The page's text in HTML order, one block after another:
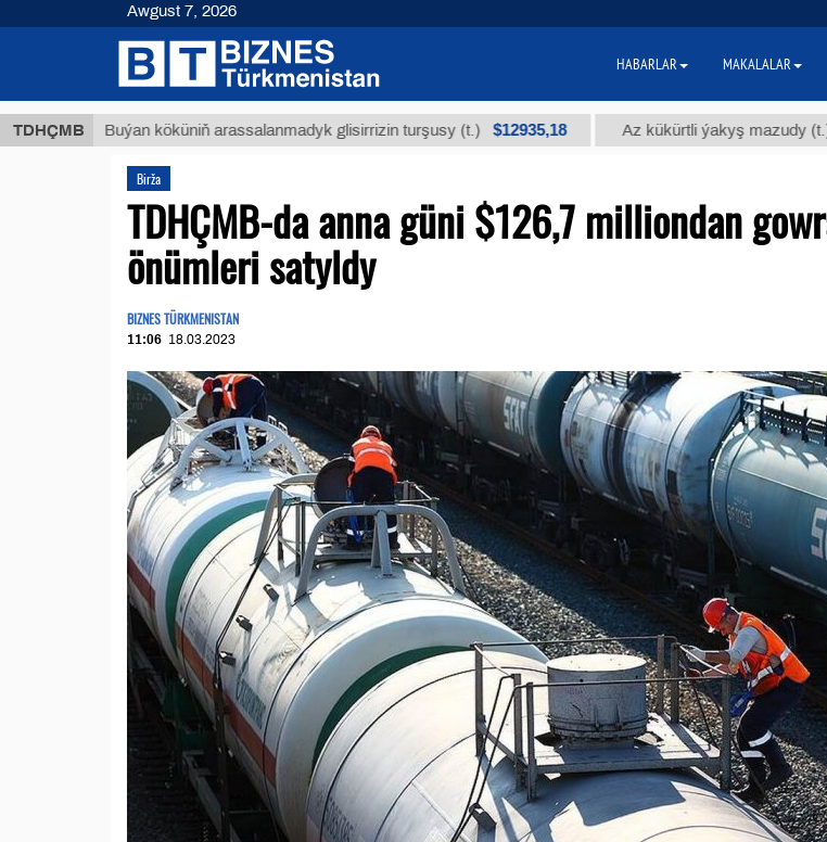
TDHÇMBBuýan köküniň arassalanmadyk glisirrizin turşusy (t.) $12935,18 Az kükürtli ýakyş mazudy (t.) $300
Birža
TDHÇMB-da anna güni $126,7 milliondan
önümleri satyldy
BIZNES TÜRKMENISTAN
11:06 18.03.2023
Awgust 7, 2026
HABARLAR MAKALALAR